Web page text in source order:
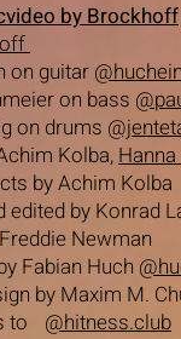
by Brockhoff
on guitar
on bass
on drums
Kolba,
by Achim Kolba
edited by Konrad
Newman
Fabian Huch
by Maxim M.
to @hitness.club